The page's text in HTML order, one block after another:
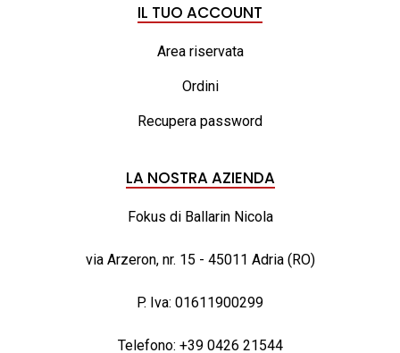
IL TUO ACCOUNT
Area riservata
Ordini
Recupera password
LA NOSTRA AZIENDA
Fokus di Ballarin Nicola
via Arzeron, nr. 15 - 45011 Adria (RO)
P. Iva: 01611900299
Telefono: +39 0426 21544